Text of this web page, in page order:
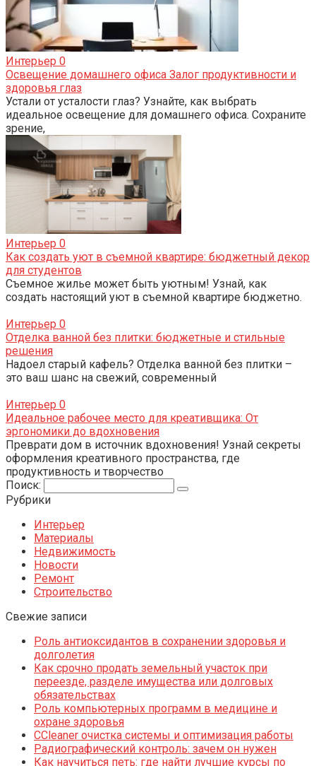
Интерьер 0
Освещение домашнего офиса Залог продуктивности и
здоровья глаз
Устали от усталости глаз? Узнайте, как выбрать
идеальное освещение для домашнего офиса. Сохраните
зрение,
Интерьер 0
Как создать уют в съемной квартире: бюджетный декор
для студентов
Съемное жилье может быть уютным! Узнай, как
создать настоящий уют в съемной квартире бюджетно.
Интерьер 0
Отделка ванной без плитки: бюджетные и стильные
решения
Надоел старый кафель? Отделка ванной без плитки –
это ваш шанс на свежий, современный
Интерьер 0
Идеальное рабочее место для креативщика: От
эргономики до вдохновения
Преврати дом в источник вдохновения! Узнай секреты
оформления креативного пространства, где
продуктивность и творчество
Поиск:
Рубрики
Интерьер
Материалы
Недвижимость
Новости
Ремонт
Строительство
Свежие записи
Роль антиоксидантов в сохранении здоровья и
долголетия
Как срочно продать земельный участок при
переезде, разделе имущества или долговых
обязательствах
Роль компьютерных программ в медицине и
охране здоровья
CCleaner очистка системы и оптимизация работы
Радиографический контроль: зачем он нужен
Как научиться петь: где найти лучшие курсы по